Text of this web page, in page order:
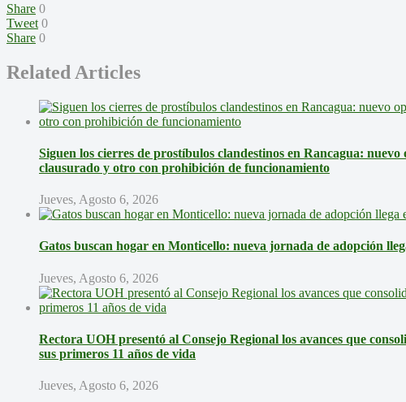
Share 0
Tweet 0
Share 0
Related Articles
Siguen los cierres de prostíbulos clandestinos en Rancagua:
clausurado y otro con prohibición de funcionamiento
Jueves, Agosto 6, 2026
Gatos buscan hogar en Monticello: nueva jornada de adopción
Jueves, Agosto 6, 2026
Rectora UOH presentó al Consejo Regional los avances que
sus primeros 11 años de vida
Jueves, Agosto 6, 2026